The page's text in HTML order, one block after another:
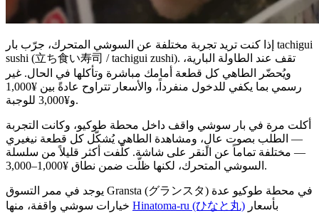
إذا كنت تريد تجربة مختلفة عن السوشي المتحرك، جرّب بار tachigui
sushi (立ち食い寿司 / tachigui zushi). تقف عند الطاولة البارية،
ويُحضّر الطاهي كل قطعة أمامك مباشرة وتأكلها في الحال. غير
رسمي بما يكفي للدخول منفرداً، والأسعار تتراوح عادةً بين ¥1,000
و¥3,000 للوجبة.
أكلت مرة في بار سوشي واقف داخل محطة طوكيو، وكانت التجربة
— الطلب بصوت عالٍ، ومشاهدة الطاهي يُشكّل كل قطعة نيغيري
— مختلفة تماماً عن النقر على شاشة. كلّفت أكثر قليلاً من سلسلة
السوشي المتحرك، لكنها ظلّت ضمن نطاق ¥1,000–3,000.
يوجد في ممر التسوق Gransta (グランスタ) في محطة طوكيو عدة
Hinatoma-ru (ひなと丸)